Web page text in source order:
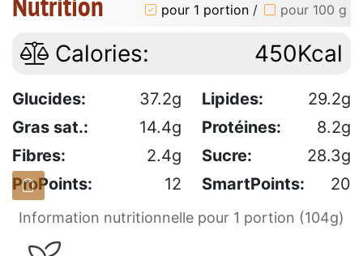
pour 1 portion / pour 100 g
Calories: 450Kcal
Glucides: 37.2g Lipides:
29.2g
Gras sat.:
14.4g Protéines:
8.2g
Fibres:
2.4g Sucre:
28.3g
ProPoints:
12 SmartPoints: 20
Information nutritionnelle pour 1 portion (104g)